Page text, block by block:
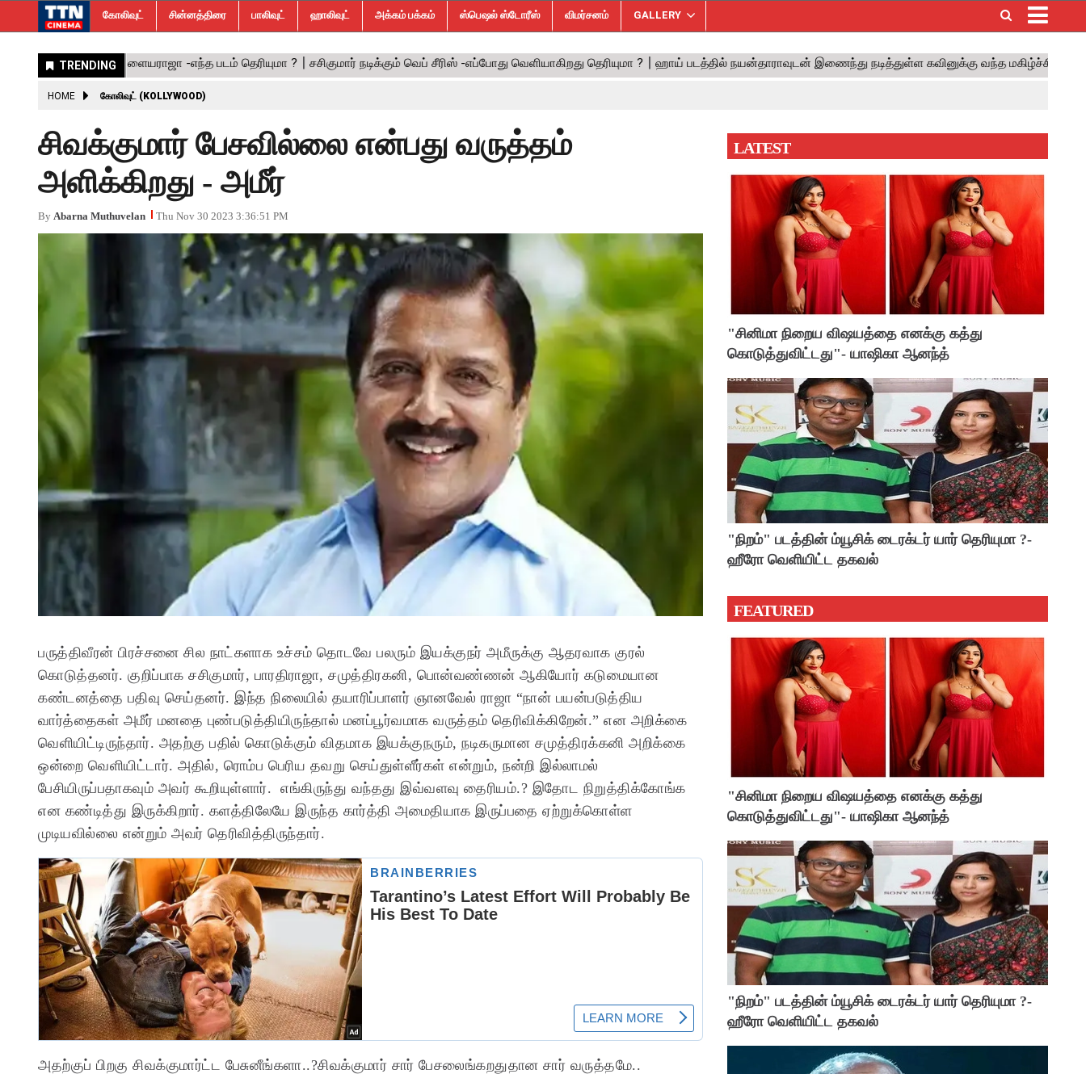
கோலிவுட் சின்னத்திரை பாலிவுட் ஹாலிவுட் அக்கம் பக்கம் ஸ்பெஷல் ஸ்டோரீஸ் விமர்சனம் GALLERY
HOME கோலிவுட் (KOLLYWOOD)
சிவக்குமார் பேசவில்லை என்பது வருத்தம்
அளிக்கிறது - அமீர்
By Abarna Muthuvelan Thu Nov 30 2023 3:36:51 PM
பருத்திவீரன் பிரச்சனை சில நாட்களாக உச்சம் தொடவே பலரும் இயக்குநர் அமீருக்கு ஆதரவாக குரல்
கொடுத்தனர். குறிப்பாக சசிகுமார், பாரதிராஜா, சமுத்திரகனி, பொன்வண்ணன் ஆகியோர் கடுமையான
கண்டனத்தை பதிவு செய்தனர். இந்த நிலையில் தயாரிப்பாளர் ஞானவேல் ராஜா “நான் பயன்படுத்திய
வார்த்தைகள் அமீர் மனதை புண்படுத்தியிருந்தால் மனப்பூர்வமாக வருத்தம் தெரிவிக்கிறேன்.” என அறிக்கை
வெளியிட்டிருந்தார். அதற்கு பதில் கொடுக்கும் விதமாக இயக்குநரும், நடிகருமான சமுத்திரக்கனி அறிக்கை
ஒன்றை வெளியிட்டார். அதில், ரொம்ப பெரிய தவறு செய்துள்ளீர்கள் என்றும், நன்றி இல்லாமல்
பேசியிருப்பதாகவும் அவர் கூறியுள்ளார். எங்கிருந்து வந்தது இவ்வளவு தைரியம்.? இதோட நிறுத்திக்கோங்க
என கண்டித்து இருக்கிறார். களத்திலேயே இருந்த கார்த்தி அமைதியாக இருப்பதை ஏற்றுக்கொள்ள
முடியவில்லை என்றும் அவர் தெரிவித்திருந்தார்.
அதற்குப் பிறகு சிவக்குமார்ட்ட பேசுனீங்களா..?சிவக்குமார் சார் பேசலைங்கறதுதான சார் வருத்தமே..
LATEST
"சினிமா நிறைய விஷயத்தை எனக்கு கத்து
கொடுத்துவிட்டது"- யாஷிகா ஆனந்த்
"நிறம்" படத்தின் ம்யூசிக் டைரக்டர் யார் தெரியுமா ?-
ஹீரோ வெளியிட்ட தகவல்
FEATURED
"சினிமா நிறைய விஷயத்தை எனக்கு கத்து
கொடுத்துவிட்டது"- யாஷிகா ஆனந்த்
"நிறம்" படத்தின் ம்யூசிக் டைரக்டர் யார் தெரியுமா ?-
ஹீரோ வெளியிட்ட தகவல்